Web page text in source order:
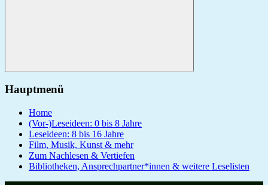
Suchen
Hauptmenü
Home
(Vor-)Leseideen: 0 bis 8 Jahre
Leseideen: 8 bis 16 Jahre
Film, Musik, Kunst & mehr
Zum Nachlesen & Vertiefen
Bibliotheken, Ansprechpartner*innen & weitere Leselisten